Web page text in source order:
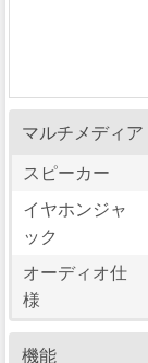
マルチメディア
スピーカー
イヤホンジャ
ック
オーディオ仕
様
機能